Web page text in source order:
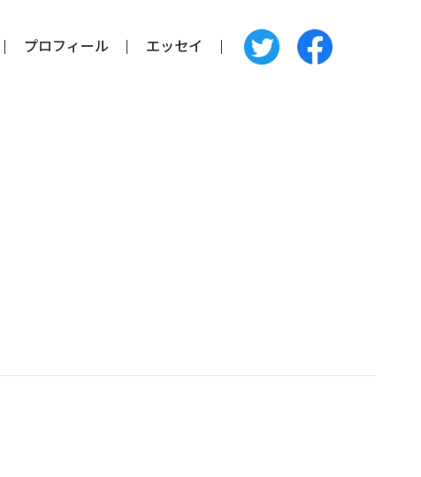
プロフィール エッセイ